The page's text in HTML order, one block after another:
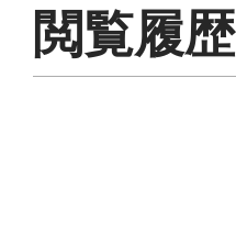
閲覧履歴